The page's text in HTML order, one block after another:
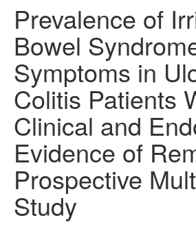
Prevalence of
Bowel
Symptoms in
Colitis Patients
Clinical and
Evidence of
Prospective
Study